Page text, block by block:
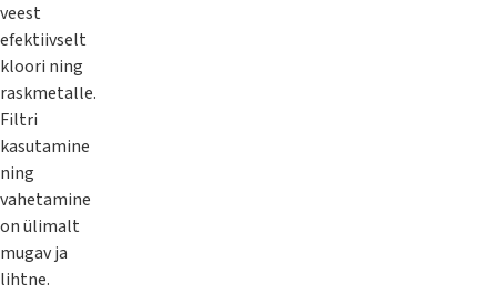
veest
efektiivselt
kloori ning
raskmetalle.
Filtri
kasutamine
ning
vahetamine
on ülimalt
mugav ja
lihtne.